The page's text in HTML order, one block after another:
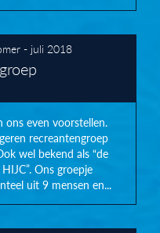
- juli 2018
ons even voorstellen.
recreantengroep
wel bekend als “de
Ons groepje
uit 9 mensen en...